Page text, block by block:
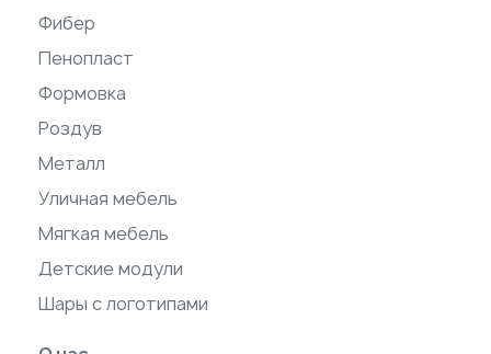
Фибер
Пенопласт
Формовка
Роздув
Металл
Уличная мебель
Мягкая мебель
Детские модули
Шары с логотипами